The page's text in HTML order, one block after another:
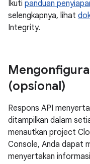
Ikuti panduan
selengkapnya, lihat
Integrity.
(opsional)
Respons API
ditampilkan dalam
menautkan project
Console, Anda dapat
menyertakan